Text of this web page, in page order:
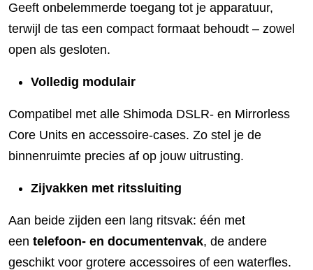
Geeft onbelemmerde toegang tot je apparatuur,
terwijl de tas een compact formaat behoudt – zowel
open als gesloten.
Volledig modulair
Compatibel met alle Shimoda DSLR- en Mirrorless
Core Units en accessoire-cases. Zo stel je de
binnenruimte precies af op jouw uitrusting.
Zijvakken met ritssluiting
Aan beide zijden een lang ritsvak: één met
een telefoon- en documentenvak, de andere
geschikt voor grotere accessoires of een waterfles.